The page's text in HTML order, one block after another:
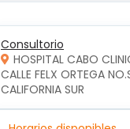
Consultorio
HOSPITAL CABO
CALLE FELX ORTEGA
CALIFORNIA SUR